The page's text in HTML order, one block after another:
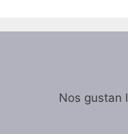
Nos gustan